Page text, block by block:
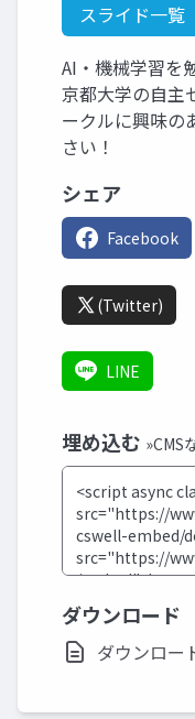
スライド一覧
AI・機械学習を
京都大学の自主
ークルに興味
さい！
シェア
Facebook
(Twitter)
LINE
埋め込む »CMS
ダウンロード
ダウンロー